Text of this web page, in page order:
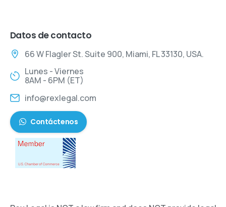
Datos de contacto
66 W Flagler St. Suite 900, Miami, FL 33130, USA.
Lunes - Viernes
8AM - 6PM (ET)
info@rexlegal.com
Contáctenos